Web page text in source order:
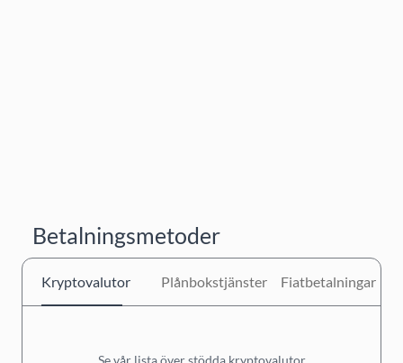
Betalningsmetoder
Kryptovalutor Plånbokstjänster Fiatbetalningar
Se vår lista över stödda kryptovalutor